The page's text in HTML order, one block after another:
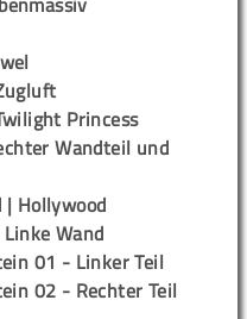
Princess
Wandteil und
| Hollywood
Wand
01 - Linker Teil
02 - Rechter Teil